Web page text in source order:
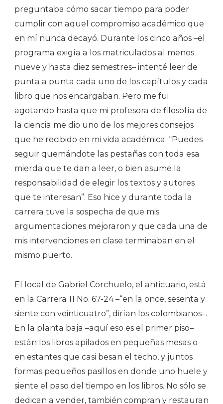
preguntaba cómo sacar tiempo para poder
cumplir con aquel compromiso académico que
en mí nunca decayó. Durante los cinco años –el
programa exigía a los matriculados al menos
nueve y hasta diez semestres– intenté leer de
punta a punta cada uno de los capítulos y cada
libro que nos encargaban. Pero me fui
agotando hasta que mi profesora de filosofía de
la ciencia me dio uno de los mejores consejos
que he recibido en mi vida académica: “Puedes
seguir quemándote las pestañas con toda esa
mierda que te dan a leer, o bien asume la
responsabilidad de elegir los textos y autores
que te interesan”. Eso hice y durante toda la
carrera tuve la sospecha de que mis
argumentaciones mejoraron y que cada una de
mis intervenciones en clase terminaban en el
mismo puerto.
El local de Gabriel Corchuelo, el anticuario, está
en la Carrera 11 No. 67-24 –“en la once, sesenta y
siente con veinticuatro”, dirían los colombianos–.
En la planta baja –aquí eso es el primer piso–
están los libros apilados en pequeñas mesas o
en estantes que casi besan el techo, y juntos
formas pequeños pasillos en donde uno huele y
siente el paso del tiempo en los libros. No sólo se
dedican a vender, también compran y restauran